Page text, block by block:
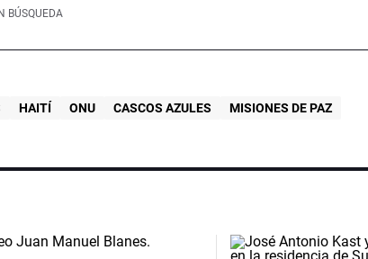
BÚSQUEDA
HAITÍ ONU CASCOS AZULES MISIONES DE PAZ